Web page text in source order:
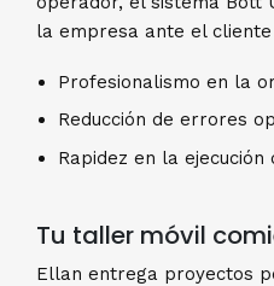
la empresa ante el
Profesionalismo en la
Reducción de errores
Rapidez en la ejecución
Tu taller móvil
Ellan entrega proyectos